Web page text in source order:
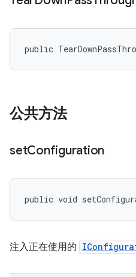
public
公共方法
setConfiguration
public void
注入正在使用的